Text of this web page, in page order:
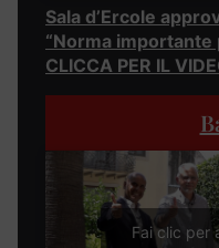
Sala d’Ercole
“Norma importante
CLICCA PER IL
Fai clic per